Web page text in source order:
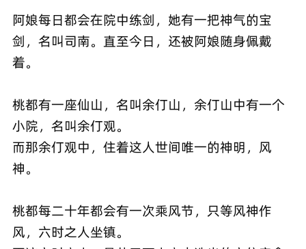
阿娘每日都会在院中练剑，她有一把神气的宝
剑，名叫司南。直至今日，还被阿娘随身佩戴
着。
桃都有一座仙山，名叫余仃山，余仃山中有一个
小院，名叫余仃观。
而那余仃观中，住着这人世间唯一的神明，风
神。
桃都每二十年都会有一次乘风节，只等风神作
风，六时之人坐镇。